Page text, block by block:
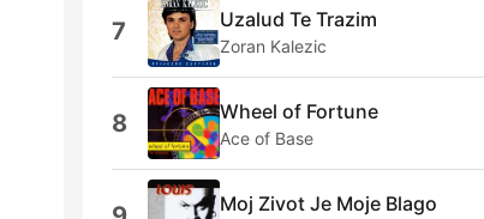
7 Uzalud Te Trazim
Zoran Kalezic
8 Wheel of Fortune
Ace of Base
Moj Zivot Je Moje Blago